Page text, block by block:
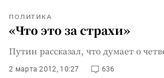
ПОЛИТИКА
«Что это за страхи»
Путин рассказал, что думает о
2 марта 2012, 10:27 636